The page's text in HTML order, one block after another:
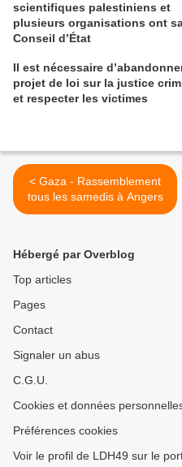
scientifiques palestiniens et
plusieurs organisations ont
Conseil d’État
Il est nécessaire
projet de loi sur la justice
et respecter les victimes
< Gaza - Rassemblement
tous les samedis à Angers
Hébergé par Overblog
Top articles
Pages
Contact
Signaler un abus
C.G.U.
Cookies et données
Préférences cookies
Voir le profil de LDH49 sur le